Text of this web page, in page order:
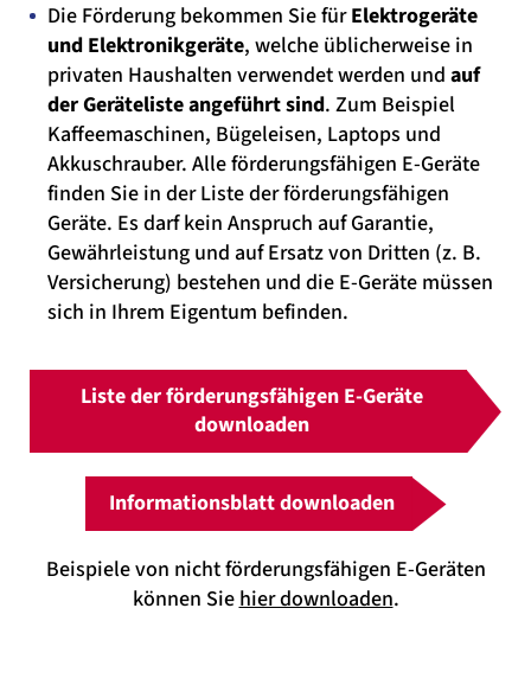
Die Förderung bekommen Sie fürElektrogeräte
und Elektronikgeräte, welche üblicherweise in
privaten Haushalten verwendet werden und auf
der Geräteliste angeführt sind. Zum Beispiel
Kaffeemaschinen, Bügeleisen, Laptops und
Akkuschrauber. Alle förderungsfähigen E-Geräte
finden Sie in der Liste der förderungsfähigen
Geräte. Es darf kein Anspruch auf Garantie,
Gewährleistung und auf Ersatz von Dritten (z. B.
Versicherung) bestehen und die E-Geräte müssen
sich in Ihrem Eigentum befinden.
Liste der förderungsfähigen E-Geräte
downloaden
Informationsblatt downloaden
Beispiele von nicht förderungsfähigen E-Geräten
können Siehier downloaden.